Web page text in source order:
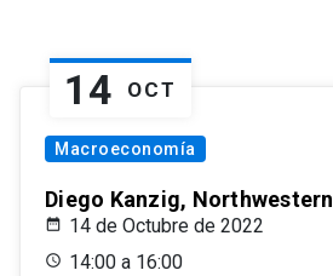
14 OCT
Macroeconomía
Diego Kanzig, Northwestern
14 de Octubre de 2022
14:00 a 16:00